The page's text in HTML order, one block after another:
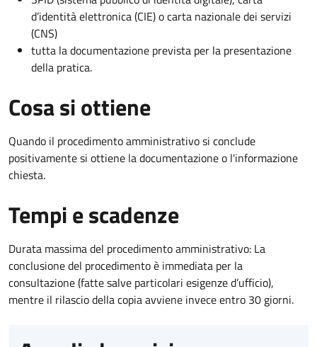
d’identità elettronica (CIE) o carta nazionale dei servizi
(CNS)
tutta la documentazione prevista per la presentazione
della pratica.
Cosa si ottiene
Quando il procedimento amministrativo si conclude
positivamente si ottiene la documentazione o l'informazione
chiesta.
Tempi e scadenze
Durata massima del procedimento amministrativo: La
conclusione del procedimento è immediata per la
consultazione (fatte salve particolari esigenze d’ufficio),
mentre il rilascio della copia avviene invece entro 30 giorni.